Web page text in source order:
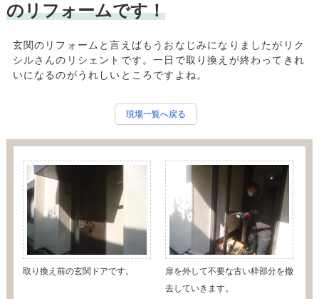
のリフォームです！
玄関のリフォームと言えばもうおなじみになりましたがリク
シルさんのリシェントです。一日で取り換えが終わってきれ
いになるのがうれしいところですよね。
現場一覧へ戻る
取り換え前の玄関ドアです。
扉を外して不要な古い枠部分を撤
去していきます。